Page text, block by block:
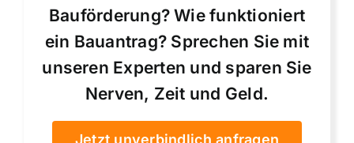
Bauförderung? Wie funktioniert
ein Bauantrag? Sprechen Sie mit
unseren Experten und sparen Sie
Nerven, Zeit und Geld.
Jetzt unverbindlich anfragen